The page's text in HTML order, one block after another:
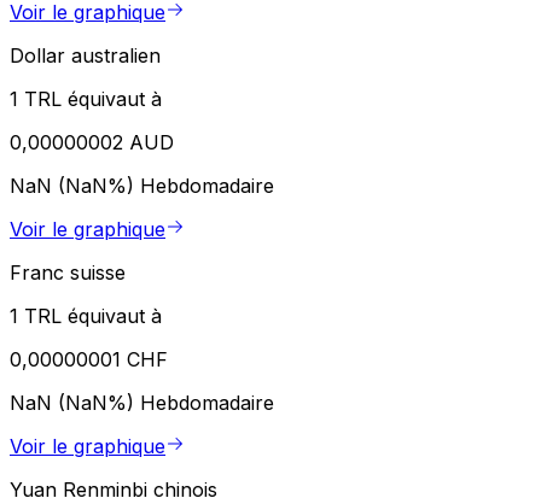
Voir le graphique
Dollar australien
1 TRL équivaut à
0,00000002 AUD
NaN (NaN%) Hebdomadaire
Voir le graphique
Franc suisse
1 TRL équivaut à
0,00000001 CHF
NaN (NaN%) Hebdomadaire
Voir le graphique
Yuan Renminbi chinois